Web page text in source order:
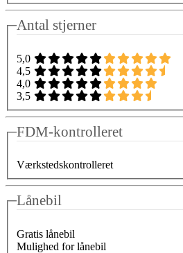
Antal stjerner
5,0
4,5
4,0
3,5
FDM-kontrolleret
Værkstedskontrolleret
Lånebil
Gratis lånebil
Mulighed for lånebil